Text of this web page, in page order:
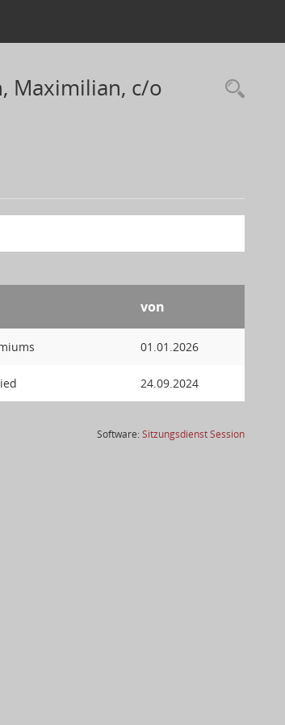
Maximilian, c/o
von
01.01.2026
24.09.2024
Software:SitzungsdienstSession(Wird in